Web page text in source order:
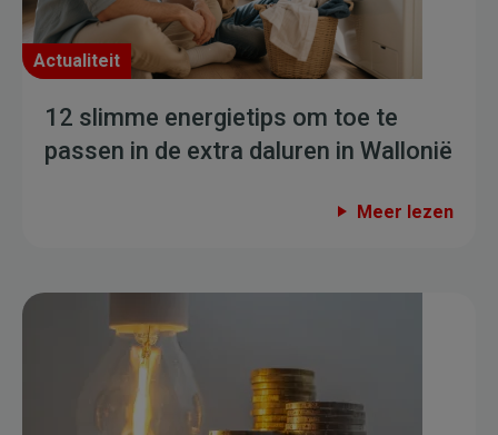
Actualiteit
12 slimme energietips om toe te
passen in de extra daluren in Wallonië
Meer lezen